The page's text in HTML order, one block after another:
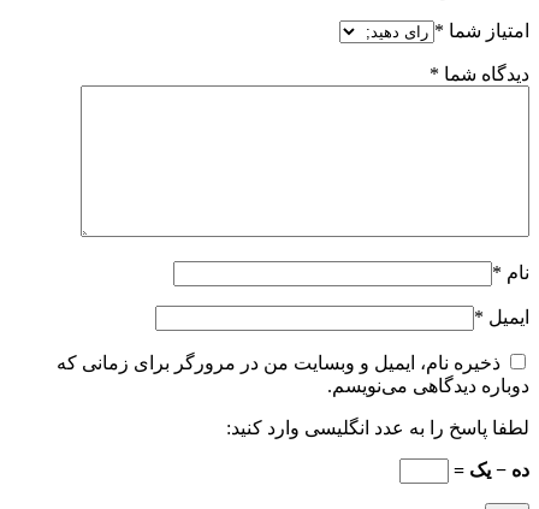
امتیاز شما *
دیدگاه شما *
نام *
ایمیل *
ذخیره نام، ایمیل و وبسایت من در مرورگر برای زمانی که
دوباره دیدگاهی می‌نویسم.
لطفا پاسخ را به عدد انگلیسی وارد کنید:
ده − یک =